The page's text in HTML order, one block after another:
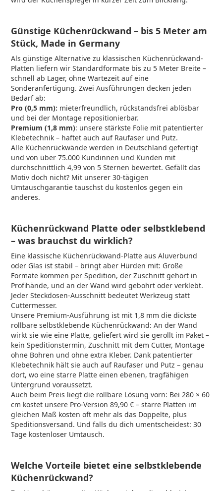
Günstige Küchenrückwand – bis 5 Meter am
Stück, Made in Germany
Als günstige Alternative zu klassischen Küchenrückwand-
Platten liefern wir Standardformate bis zu 5 Meter Breite –
schnell ab Lager, ohne Wartezeit auf eine
Sonderanfertigung. Zwei Ausführungen decken jeden
Bedarf ab:
Pro (0,5 mm): mieterfreundlich, rückstandsfrei ablösbar
und bei der Montage repositionierbar.
Premium (1,8 mm): unsere stärkste Folie mit patentierter
Klebetechnik – haftet auch auf Raufaser und Putz.
Alle Küchenrückwände werden in Deutschland gefertigt
und von über 75.000 Kundinnen und Kunden mit
durchschnittlich 4,99 von 5 Sternen bewertet. Gefällt das
Motiv doch nicht? Mit unserer 30-tägigen
Umtauschgarantie tauschst du kostenlos gegen ein
anderes.
Küchenrückwand Platte oder selbstklebend
– was brauchst du wirklich?
Eine klassische Küchenrückwand-Platte aus Aluverbund
oder Glas ist stabil – bringt aber Hürden mit: Große
Formate kommen per Spedition, der Zuschnitt gehört in
Profihände, und an der Wand wird gebohrt oder verklebt.
Jeder Steckdosen-Ausschnitt bedeutet Werkzeug statt
Cuttermesser.
Unsere Premium-Ausführung ist mit 1,8 mm die dickste
rollbare selbstklebende Küchenrückwand: An der Wand
wirkt sie wie eine Platte, geliefert wird sie gerollt im Paket –
kein Speditionstermin, Zuschnitt mit dem Cutter, Montage
ohne Bohren und ohne extra Kleber. Dank patentierter
Klebetechnik hält sie auch auf Raufaser und Putz – genau
dort, wo eine starre Platte einen ebenen, tragfähigen
Untergrund voraussetzt.
Auch beim Preis liegt die rollbare Lösung vorn: Bei 280 × 60
cm kostet unsere Pro-Version 89,90 € – starre Platten im
gleichen Maß kosten oft mehr als das Doppelte, plus
Speditionsversand. Und falls du dich umentscheidest: 30
Tage kostenloser Umtausch.
Welche Vorteile bietet eine selbstklebende
Küchenrückwand?